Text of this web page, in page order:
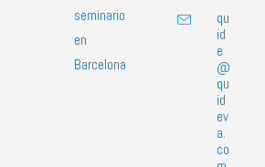
seminario
en
Barcelona
qu
id
e
@
qu
id
ev
a.
co